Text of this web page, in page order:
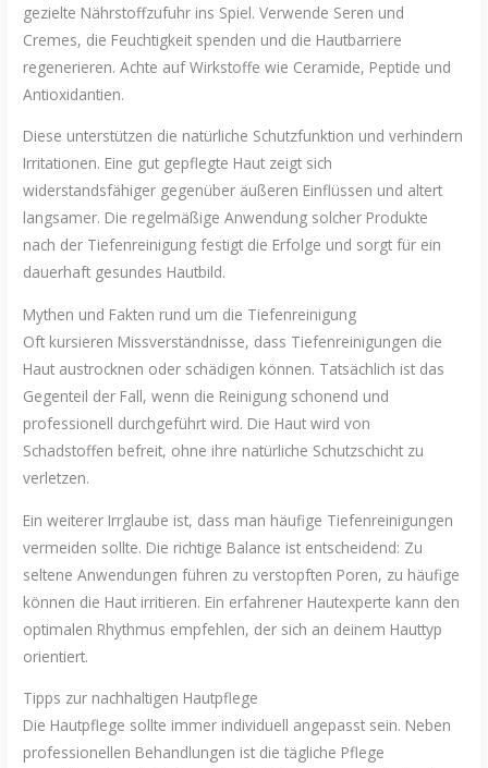
gezielte Nährstoffzufuhr ins Spiel. Verwende Seren und
Cremes, die Feuchtigkeit spenden und die Hautbarriere
regenerieren. Achte auf Wirkstoffe wie Ceramide, Peptide und
Antioxidantien.
Diese unterstützen die natürliche Schutzfunktion und verhindern
Irritationen. Eine gut gepflegte Haut zeigt sich
widerstandsfähiger gegenüber äußeren Einflüssen und altert
langsamer. Die regelmäßige Anwendung solcher Produkte
nach der Tiefenreinigung festigt die Erfolge und sorgt für ein
dauerhaft gesundes Hautbild.
Mythen und Fakten rund um die Tiefenreinigung
Oft kursieren Missverständnisse, dass Tiefenreinigungen die
Haut austrocknen oder schädigen können. Tatsächlich ist das
Gegenteil der Fall, wenn die Reinigung schonend und
professionell durchgeführt wird. Die Haut wird von
Schadstoffen befreit, ohne ihre natürliche Schutzschicht zu
verletzen.
Ein weiterer Irrglaube ist, dass man häufige Tiefenreinigungen
vermeiden sollte. Die richtige Balance ist entscheidend: Zu
seltene Anwendungen führen zu verstopften Poren, zu häufige
können die Haut irritieren. Ein erfahrener Hautexperte kann den
optimalen Rhythmus empfehlen, der sich an deinem Hauttyp
orientiert.
Tipps zur nachhaltigen Hautpflege
Die Hautpflege sollte immer individuell angepasst sein. Neben
professionellen Behandlungen ist die tägliche Pflege